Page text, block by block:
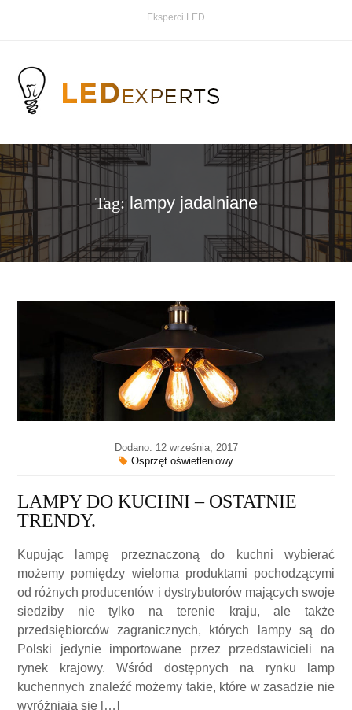
Eksperci LED
Tag: lampy jadalniane
Dodano: 12 września, 2017
Osprzęt oświetleniowy
LAMPY DO KUCHNI – OSTATNIE
TRENDY.
Kupując lampę przeznaczoną do kuchni wybierać
możemy pomiędzy wieloma produktami pochodzącymi
od różnych producentów i dystrybutorów mających swoje
siedziby nie tylko na terenie kraju, ale także
przedsiębiorców zagranicznych, których lampy są do
Polski jedynie importowane przez przedstawicieli na
rynek krajowy. Wśród dostępnych na rynku lamp
kuchennych znaleźć możemy takie, które w zasadzie nie
wyróżniają się […]